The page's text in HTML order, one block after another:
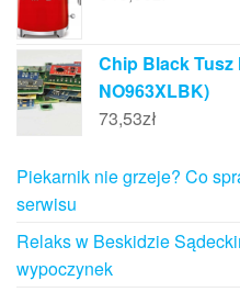
Chip Black Tusz
NO963XLBK)
73,53zł
Piekarnik nie grzeje? Co
serwisu
Relaks w Beskidzie
wypoczynek